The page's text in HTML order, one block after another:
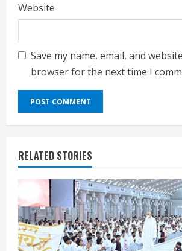
Website
Save my name, email, and
browser for the next time I
RELATED STORIES